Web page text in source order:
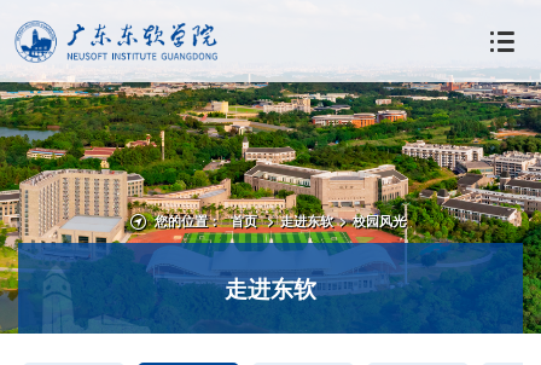
您的位置： 首页 > 走进东软 > 校园风光
走进东软